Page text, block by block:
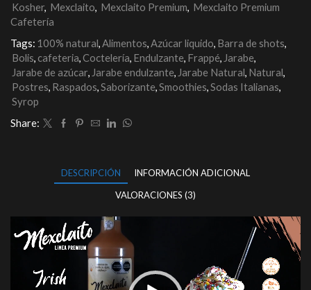
Kosher, Mexclaito, Mexclaito Premium, Mexclaito Premium
Cafetería
Tags: 100% natural,Alimentos,Azúcar liquido, Barra de shots,
Bolis, cafeteria,Coctelería, Endulzante, Frappé, Jarabe,
Jarabe de azúcar, Jarabe endulzante, Jarabe Natural, Natural,
Postres, Raspados,Saborizante,Smoothies,Sodas Italianas,
Syrop
Share:
DESCRIPCIÓN
INFORMACIÓN ADICIONAL
VALORACIONES (3)
Reproductor
de
vídeo